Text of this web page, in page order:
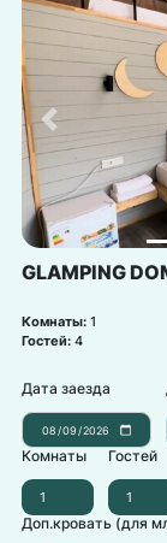
Previous
GLAMPING
Комнаты: 1
Гостей: 4
Дата заезда
Комнаты Гостей
Доп.кровать (для